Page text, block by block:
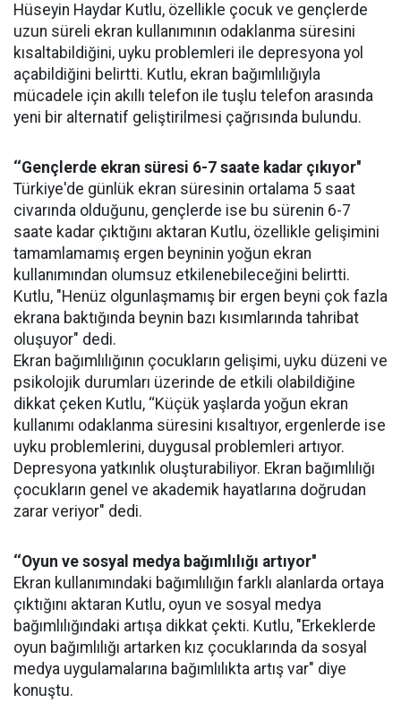
Hüseyin Haydar Kutlu, özellikle çocuk ve gençlerde
uzun süreli ekran kullanımının odaklanma süresini
kısaltabildiğini, uyku problemleri ile depresyona yol
açabildiğini belirtti. Kutlu, ekran bağımlılığıyla
mücadele için akıllı telefon ile tuşlu telefon arasında
yeni bir alternatif geliştirilmesi çağrısında bulundu.
‘‘Gençlerde ekran süresi 6-7 saate kadar çıkıyor''
Türkiye'de günlük ekran süresinin ortalama 5 saat
civarında olduğunu, gençlerde ise bu sürenin 6-7
saate kadar çıktığını aktaran Kutlu, özellikle gelişimini
tamamlamamış ergen beyninin yoğun ekran
kullanımından olumsuz etkilenebileceğini belirtti.
Kutlu, "Henüz olgunlaşmamış bir ergen beyni çok fazla
ekrana baktığında beynin bazı kısımlarında tahribat
oluşuyor" dedi.
Ekran bağımlılığının çocukların gelişimi, uyku düzeni ve
psikolojik durumları üzerinde de etkili olabildiğine
dikkat çeken Kutlu, ‘‘Küçük yaşlarda yoğun ekran
kullanımı odaklanma süresini kısaltıyor, ergenlerde ise
uyku problemlerini, duygusal problemleri artıyor.
Depresyona yatkınlık oluşturabiliyor. Ekran bağımlılığı
çocukların genel ve akademik hayatlarına doğrudan
zarar veriyor" dedi.
‘‘Oyun ve sosyal medya bağımlılığı artıyor''
Ekran kullanımındaki bağımlılığın farklı alanlarda ortaya
çıktığını aktaran Kutlu, oyun ve sosyal medya
bağımlılığındaki artışa dikkat çekti. Kutlu, "Erkeklerde
oyun bağımlılığı artarken kız çocuklarında da sosyal
medya uygulamalarına bağımlılıkta artış var" diye
konuştu.